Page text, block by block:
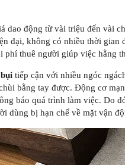
dao động từ vài triệu đến vài
đại, không có nhiều thời gian
phí thuê người giúp việc hằng
tiếp cận với nhiều ngóc
bằng tay được. Động cơ
báo quá trình làm việc. Do
dùng bị hạn chế về mặt vận